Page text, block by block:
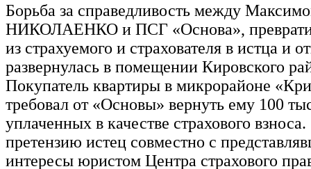
Борьба за справедливость между
НИКОЛАЕНКО и ПСГ «Основа»,
из страхуемого и страхователя в истца и
развернулась в помещении Кировского
Покупатель квартиры в микрорайоне
требовал от «Основы» вернуть ему 100
уплаченных в качестве страхового
претензию истец совместно с
интересы юристом Центра страхового